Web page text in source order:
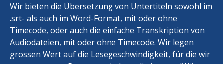
Wir bieten die Übersetzung von Untertiteln sowohl im
.srt- als auch im Word-Format, mit oder ohne
Timecode, oder auch die einfache Transkription von
Audiodateien, mit oder ohne Timecode. Wir legen
grossen Wert auf die Lesegeschwindigkeit, für die wir